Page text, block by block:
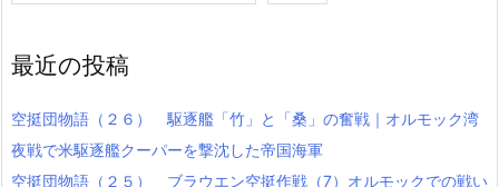
最近の投稿
空挺団物語（２６） 駆逐艦「竹」と「桑」の奮戦｜オルモック湾
夜戦で米駆逐艦クーパーを撃沈した帝国海軍
空挺団物語（２５） ブラウエン空挺作戦（7）オルモックでの戦い